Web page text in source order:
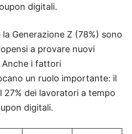
digitali.
Generazione Z (78%) sono
a provare nuovi
i fattori
un ruolo importante: il
27% dei lavoratori a tempo
digitali.